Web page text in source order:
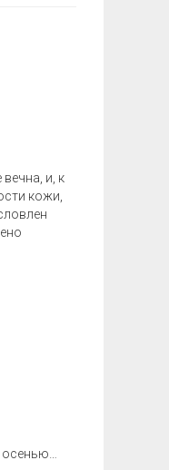
и, к
кожи,